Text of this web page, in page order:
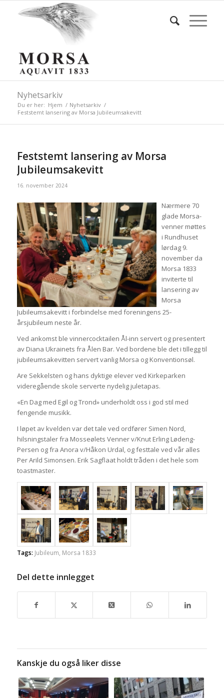
Nyhetsarkiv
Du er her: Hjem / Nyhetsarkiv /
Feststemt lansering av Morsa Jubileumsakevitt
Feststemt lansering av Morsa
Jubileumsakevitt
16. november 2024
Nærmere 70
glade Morsa-
venner møttes
i Rundhuset
lørdag 9.
november da
Morsa 1833
inviterte til
lansering av
Morsa
Jubileumsakevitt i forbindelse med foreningens 25-
årsjubileum neste år.
Ved ankomst ble vinnercocktailen Ål-inn servert og presentert
av Diana Ukrainets fra Ålen Bar. Ved bordene ble det i tillegg til
jubileumsakevitten servert vanlig Morsa og Konventionsøl.
Are Sekkelsten og hans dyktige elever ved Kirkeparken
videregående skole serverte nydelig juletapas.
«En Dag med Egil og Trond» underholdt oss i god stil med
fengende musikk.
I løpet av kvelden var det tale ved ordfører Simen Nord,
hilsningstaler fra Mosseølets Venner v/Knut Erling Lødeng-
Persen og fra Anora v/Håkon Urdal, og festtale ved vår alles
Per Arild Simonsen. Erik Sagflaat holdt tråden i det hele som
toastmaster.
Tags: Jubileum Morsa 1833
Del dette innlegget
Kanskje du også liker disse